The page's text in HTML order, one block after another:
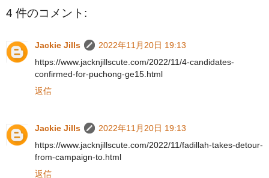
4 件のコメント:
Jackie Jills
2022年11月20日 19:13
https://www.jacknjillscute.com/2022/11/4-candidates-
confirmed-for-puchong-ge15.html
返信
Jackie Jills
2022年11月20日 19:13
https://www.jacknjillscute.com/2022/11/fadillah-takes-detour-
from-campaign-to.html
返信